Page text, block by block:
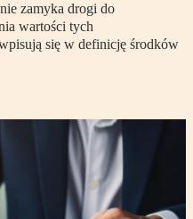
zamyka drogi do
wartości tych
się w definicję środków